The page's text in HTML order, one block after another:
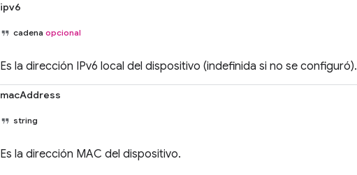
ipv6
cadena opcional
Es la dirección IPv6 local del dispositivo (indefinida si no se configuró).
macAddress
string
Es la dirección MAC del dispositivo.